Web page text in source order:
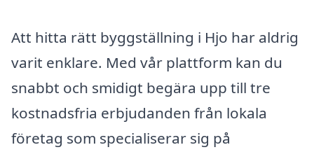
Att hitta rätt byggställning i Hjo har aldrig
varit enklare. Med vår plattform kan du
snabbt och smidigt begära upp till tre
kostnadsfria erbjudanden från lokala
företag som specialiserar sig på